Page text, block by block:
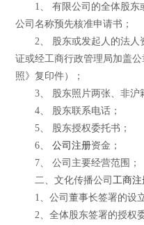
1、 有限公司的全体股东
公司名称预先核准申请书；
2、 股东或发起人的法人
证或经工商行政管理局加盖
照》复印件）；
3、 股东照片两张、非沪
4、 股东联系电话；
5、 股东授权委托书；
6、公司注册资金；
7、 公司主要经营范围；
二、文化传播公司 工商注
1、公司董事长签署的设立
2、全体股东签署的授权委